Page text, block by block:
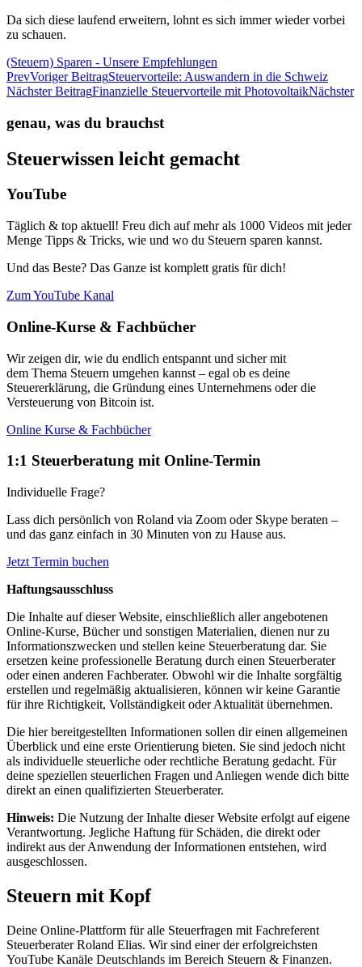
Da sich diese laufend erweitern, lohnt es sich immer wieder vorbei
zu schauen.
(Steuern) Sparen - Unsere Empfehlungen
PrevVoriger BeitragSteuervorteile: Auswandern in die Schweiz
Nächster BeitragFinanzielle Steuervorteile mit PhotovoltaikNächster
genau, was du brauchst
Steuerwissen leicht gemacht
YouTube
Täglich & top aktuell! Freu dich auf mehr als 1000 Videos mit jeder
Menge Tipps & Tricks, wie und wo du Steuern sparen kannst.
Und das Beste? Das Ganze ist komplett gratis für dich!
Zum YouTube Kanal
Online-Kurse & Fachbücher
Wir zeigen dir, wie du endlich entspannt und sicher mit
dem Thema Steuern umgehen kannst – egal ob es deine
Steuererklärung, die Gründung eines Unternehmens oder die
Versteuerung von Bitcoin ist.
Online Kurse & Fachbücher
1:1 Steuerberatung mit Online-Termin
Individuelle Frage?
Lass dich persönlich von Roland via Zoom oder Skype beraten –
und das ganz einfach in 30 Minuten von zu Hause aus.
Jetzt Termin buchen
Haftungsausschluss
Die Inhalte auf dieser Website, einschließlich aller angebotenen
Online-Kurse, Bücher und sonstigen Materialien, dienen nur zu
Informationszwecken und stellen keine Steuerberatung dar. Sie
ersetzen keine professionelle Beratung durch einen Steuerberater
oder einen anderen Fachberater. Obwohl wir die Inhalte sorgfältig
erstellen und regelmäßig aktualisieren, können wir keine Garantie
für ihre Richtigkeit, Vollständigkeit oder Aktualität übernehmen.
Die hier bereitgestellten Informationen sollen dir einen allgemeinen
Überblick und eine erste Orientierung bieten. Sie sind jedoch nicht
als individuelle steuerliche oder rechtliche Beratung gedacht. Für
deine speziellen steuerlichen Fragen und Anliegen wende dich bitte
direkt an einen qualifizierten Steuerberater.
Hinweis: Die Nutzung der Inhalte dieser Website erfolgt auf eigene
Verantwortung. Jegliche Haftung für Schäden, die direkt oder
indirekt aus der Anwendung der Informationen entstehen, wird
ausgeschlossen.
Steuern mit Kopf
Deine Online-Plattform für alle Steuerfragen mit Fachreferent
Steuerberater Roland Elias. Wir sind einer der erfolgreichsten
YouTube Kanäle Deutschlands im Bereich Steuern & Finanzen.